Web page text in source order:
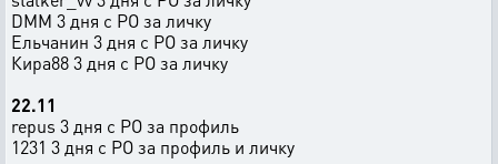
DMM 3 дня с РО за личку
Ельчанин 3 дня с РО за личку
Кира88 3 дня с РО за личку
22.11
repus 3 дня с РО за профиль
1231 3 дня с РО за профиль и личку